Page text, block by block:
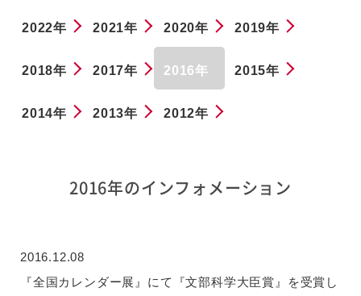
2022年 2021年 2020年 2019年
2018年 2017年 2016年 2015年
2014年 2013年 2012年
2016年のインフォメーション
2016.12.08
『全国カレンダー展』にて『文部科学大臣賞』を受賞し